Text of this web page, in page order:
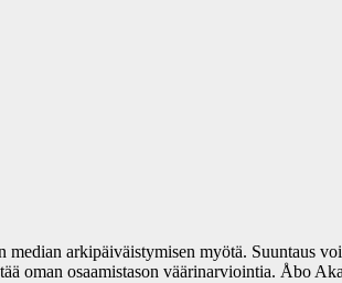
median arkipäiväistymisen myötä. Suuntaus
oman osaamistason väärinarviointia. Åbo